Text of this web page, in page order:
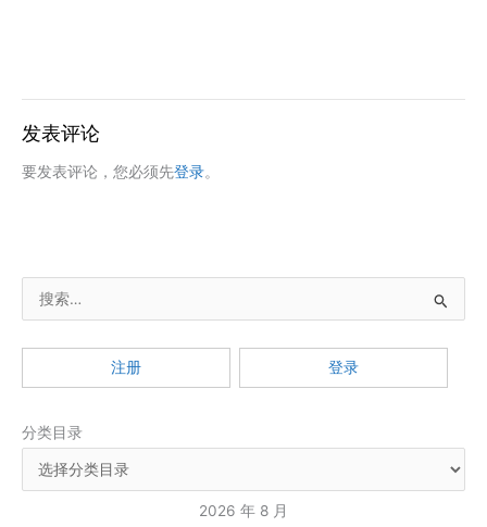
发表评论
要发表评论，您必须先登录。
索
：
注册
登录
分类目录
2026 年 8 月